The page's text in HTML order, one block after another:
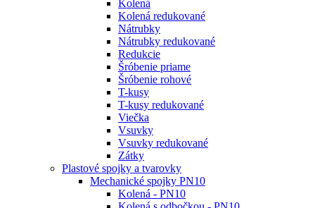
Kolená
Kolená redukované
Nátrubky
Nátrubky redukované
Redukcie
Šróbenie priame
Šróbenie rohové
T-kusy
T-kusy redukované
Viečka
Vsuvky
Vsuvky redukované
Zátky
Plastové spojky a tvarovky
Mechanické spojky PN10
Kolená - PN10